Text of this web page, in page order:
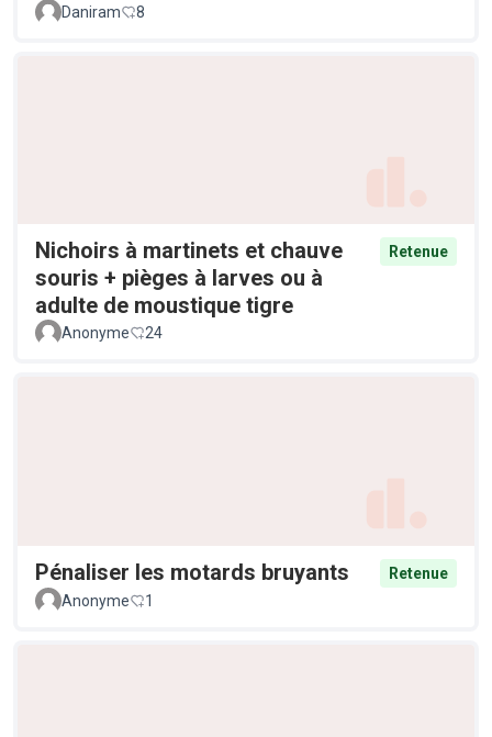
Daniram 8
Nichoirs à martinets et chauve
souris + pièges à larves ou à
adulte de moustique tigre
Retenue
Anonyme 24
Pénaliser les motards bruyants
Retenue
Anonyme
1